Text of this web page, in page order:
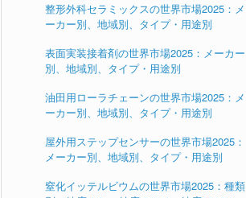
整形外科セラミックスの世界市場2025：メ
ーカー別、地域別、タイプ・用途別
表面実装接着剤の世界市場2025：メーカー
別、地域別、タイプ・用途別
油田用ローラチェーンの世界市場2025：メ
ーカー別、地域別、タイプ・用途別
屋外用ステップセンサーの世界市場2025：
メーカー別、地域別、タイプ・用途別
窒化イッテルビウムの世界市場2025：種類